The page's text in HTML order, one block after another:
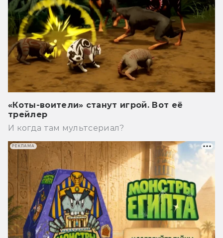
«Коты-воители» станут игрой. Вот её
трейлер
И когда там мультсериал?
РЕКЛАМА